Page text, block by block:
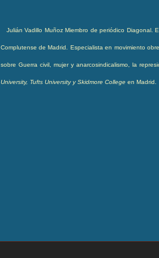
Julián Vadillo Muñoz Miembro de periódico Diagonal.
Complutense de Madrid. Especialista en movimiento
sobre Guerra civil, mujer y anarcosindicalismo, la
University, Tufts University y Skidmore College en Madrid.